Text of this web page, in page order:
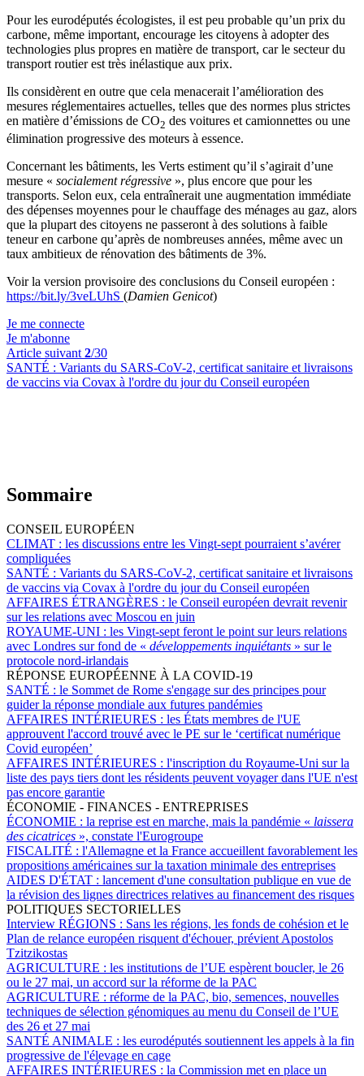
Pour les eurodéputés écologistes, il est peu probable qu’un prix du
carbone, même important, encourage les citoyens à adopter des
technologies plus propres en matière de transport, car le secteur du
transport routier est très inélastique aux prix.
Ils considèrent en outre que cela menacerait l’amélioration des
mesures réglementaires actuelles, telles que des normes plus strictes
en matière d’émissions de CO2 des voitures et camionnettes ou une
élimination progressive des moteurs à essence.
Concernant les bâtiments, les Verts estiment qu’il s’agirait d’une
mesure « socialement régressive », plus encore que pour les
transports. Selon eux, cela entraînerait une augmentation immédiate
des dépenses moyennes pour le chauffage des ménages au gaz, alors
que la plupart des citoyens ne passeront à des solutions à faible
teneur en carbone qu’après de nombreuses années, même avec un
taux ambitieux de rénovation des bâtiments de 3%.
Voir la version provisoire des conclusions du Conseil européen :
https://bit.ly/3veLUhS (Damien Genicot)
Je me connecte
Je m'abonne
Article suivant 2/30
SANTÉ : Variants du SARS-CoV-2, certificat sanitaire et livraisons
de vaccins via Covax à l'ordre du jour du Conseil européen
Sommaire
CONSEIL EUROPÉEN
CLIMAT : les discussions entre les Vingt-sept pourraient s’avérer
compliquées
SANTÉ : Variants du SARS-CoV-2, certificat sanitaire et livraisons
de vaccins via Covax à l'ordre du jour du Conseil européen
AFFAIRES ÉTRANGÈRES : le Conseil européen devrait revenir
sur les relations avec Moscou en juin
ROYAUME-UNI : les Vingt-sept feront le point sur leurs relations
avec Londres sur fond de « développements inquiétants » sur le
protocole nord-irlandais
RÉPONSE EUROPÉENNE À LA COVID-19
SANTÉ : le Sommet de Rome s'engage sur des principes pour
guider la réponse mondiale aux futures pandémies
AFFAIRES INTÉRIEURES : les États membres de l'UE
approuvent l'accord trouvé avec le PE sur le ‘certificat numérique
Covid européen’
AFFAIRES INTÉRIEURES : l'inscription du Royaume-Uni sur la
liste des pays tiers dont les résidents peuvent voyager dans l'UE n'est
pas encore garantie
ÉCONOMIE - FINANCES - ENTREPRISES
ÉCONOMIE : la reprise est en marche, mais la pandémie « laissera
des cicatrices », constate l'Eurogroupe
FISCALITÉ : l'Allemagne et la France accueillent favorablement les
propositions américaines sur la taxation minimale des entreprises
AIDES D'ÉTAT : lancement d'une consultation publique en vue de
la révision des lignes directrices relatives au financement des risques
POLITIQUES SECTORIELLES
Interview RÉGIONS : Sans les régions, les fonds de cohésion et le
Plan de relance européen risquent d'échouer, prévient Apostolos
Tzitzikostas
AGRICULTURE : les institutions de l’UE espèrent boucler, le 26
ou le 27 mai, un accord sur la réforme de la PAC
AGRICULTURE : réforme de la PAC, bio, semences, nouvelles
techniques de sélection génomiques au menu du Conseil de l’UE
des 26 et 27 mai
SANTÉ ANIMALE : les eurodéputés soutiennent les appels à la fin
progressive de l'élevage en cage
AFFAIRES INTÉRIEURES : la Commission met en place un